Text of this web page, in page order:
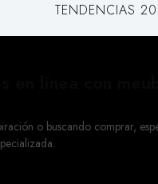
TENDENCIAS
o buscando comprar,